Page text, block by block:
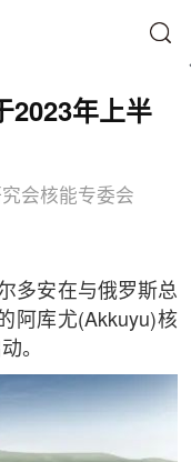
2023年上半
会核能专委会
多安在与俄罗斯总
阿库尤(Akkuyu)核
。